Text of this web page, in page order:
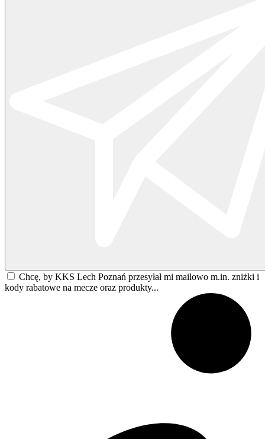
Chcę, by KKS Lech Poznań przesyłał mi mailowo m.in. zniżki i
kody rabatowe na mecze oraz produkty...